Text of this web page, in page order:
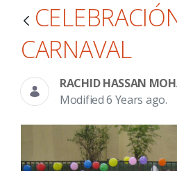
CARNAVAL
RACHID HASSAN
Modified 6 Years ago.